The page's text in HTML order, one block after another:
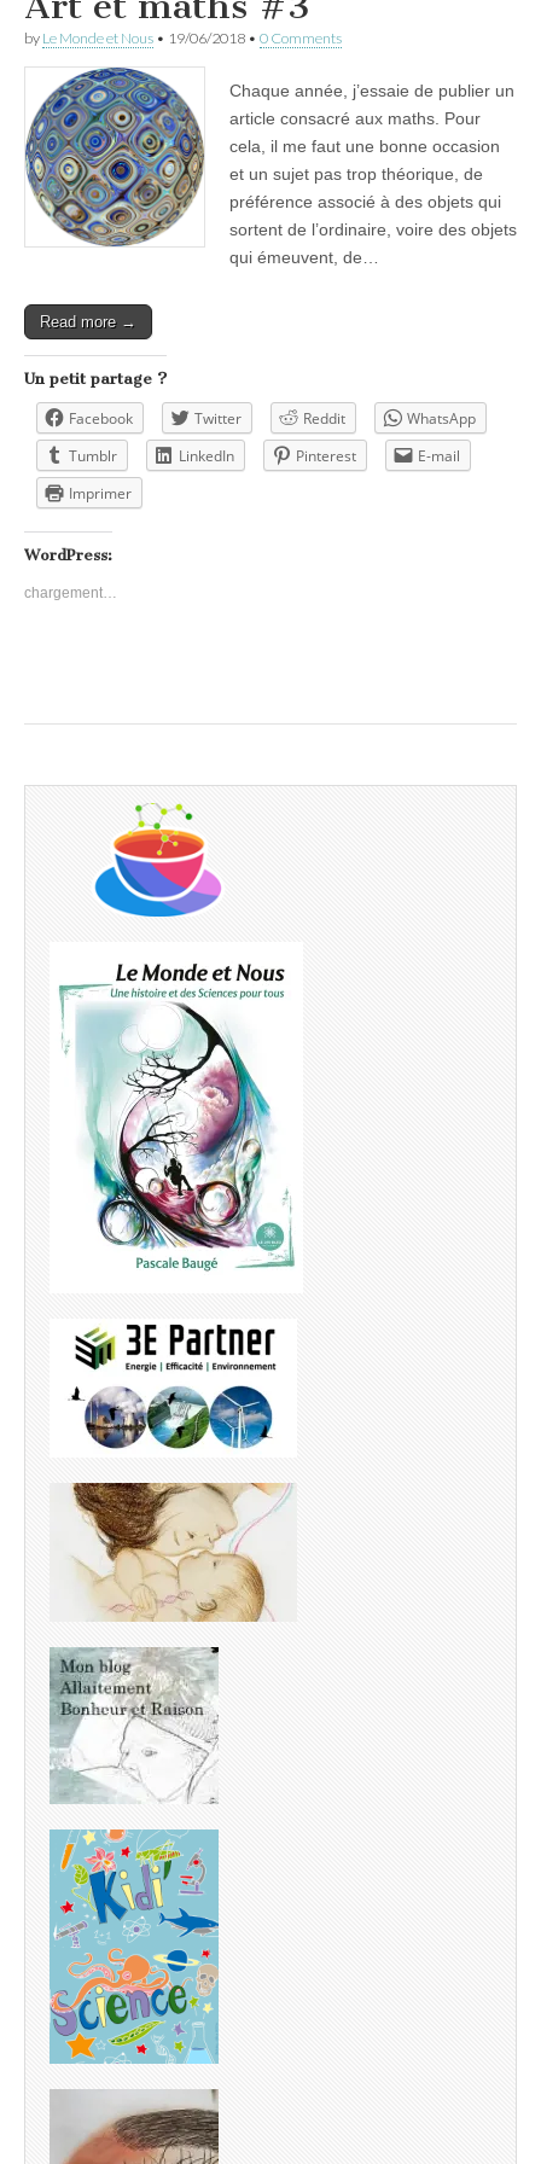
by Le Monde et Nous • 19/06/2018 • 0 Comments
Chaque année, j’essaie de publier un
article consacré aux maths. Pour
cela, il me faut une bonne occasion
et un sujet pas trop théorique, de
préférence associé à des objets qui
sortent de l’ordinaire, voire des objets
qui émeuvent, de…
Read more →
Un petit partage ?
Facebook Twitter Reddit
WhatsApp
Tumblr
LinkedIn Pinterest
E-mail
Imprimer
WordPress:
chargement…